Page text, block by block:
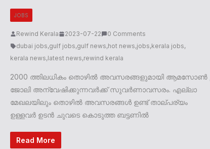
JOBS
Rewind Kerala 2023-07-22
0 Comments
dubai jobs,gulf jobs,gulf news,hot news,jobs,kerala jobs,
kerala news,latest news,rewind kerala
2000 ത്തിലധികം തൊഴിൽ അവസരങ്ങളുമായി ആമസോൺ ,
ജോലി അന്വേഷിക്കുന്നവർക്ക് സുവർണാവസരം. എല്ലാ
മേഖലയിലും തൊഴിൽ അവസരങ്ങൾ ഉണ്ട് താല്പര്യം
ഉള്ളവർ ഉടൻ ചുവടെ കൊടുത്ത ബട്ടണിൽ
Read More